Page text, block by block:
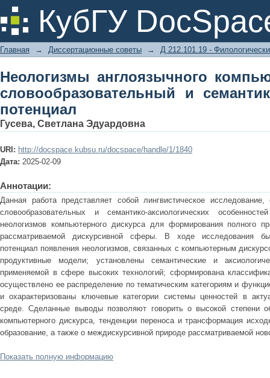
КубГУ
Неологизмы
словообразовательный и
Главная → Диссертационные советы → Д 212.101.19 -
Неологизмы англоязычного
словообразовательный и
потенциал
Гусева, Светлана Эдуардовна
URI: http://docspace.kubsu.ru/docspace/handle/1/1840
Дата: 2025-02-09
Аннотации:
Данная работа представляет собой лингвистическое
словообразовательных и семантико-аксиологических
неологизмов компьютерного дискурса для формирования полного
рассматриваемой дискурсивной сферы. В ходе исследования
потенциал появления неологизмов, связанных с компьютерным
продуктивные модели; установлены семантические и
применяемой в сфере высоких технологий; сформирована
осуществлено ее распределение по тематическим категориям и
и охарактеризованы ключевые категории системы ценностей в
среде. Сделанные выводы позволяют говорить о высокой степени
компьютерного дискурса, тенденции переноса и трансформация
образование, а также о междискурсивной природе рассматриваемой
Показать полную информацию